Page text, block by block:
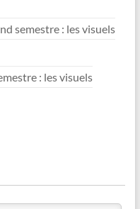
semestre : les visuels
: les visuels